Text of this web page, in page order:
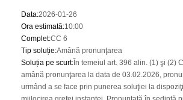
Data:2026-01-26
Ora estimată:10:00
Complet:CC 6
Tip soluție:Amână pronunţarea
Soluția pe scurt: În temeiul art. 396 alin. (1) şi (2)
amână pronunţarea la data de 03.02.2026,
urmând a se face prin punerea soluţiei la